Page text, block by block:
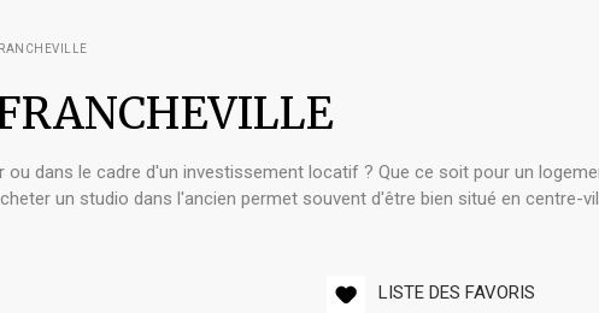
dans le cadre d'un investissement locatif ? Que ce soit pour un
un studio dans l'ancien permet souvent d'être bien situé en centre-
LISTE DES FAVORIS